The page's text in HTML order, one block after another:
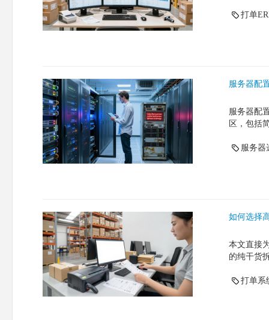
打单
服务器配
服务器配
区，包括
服务器
如何选择
本文直接
的纯干货
打单系